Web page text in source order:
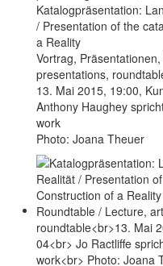
Katalogpräsentation:
/ Presentation of the
a Reality
Vortrag,
presentations,
13. Mai 2015, 19:00,
Anthony Haughey
work
Photo: Joana Theuer